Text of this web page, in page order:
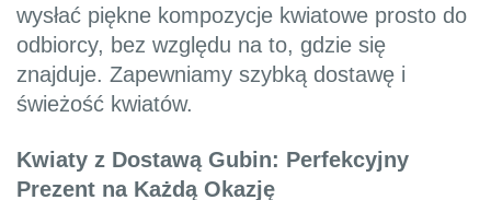
wysłać piękne kompozycje kwiatowe prosto do
odbiorcy, bez względu na to, gdzie się
znajduje. Zapewniamy szybką dostawę i
świeżość kwiatów.
Kwiaty z Dostawą Gubin: Perfekcyjny
Prezent na Każdą Okazję